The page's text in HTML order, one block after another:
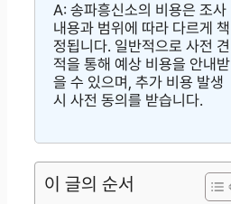
A: 송파흥신소의 비용은 조사
내용과 범위에 따라 다르게 책
정됩니다. 일반적으로 사전 견
적을 통해 예상 비용을 안내받
을 수 있으며, 추가 비용 발생
시 사전 동의를 받습니다.
이 글의 순서